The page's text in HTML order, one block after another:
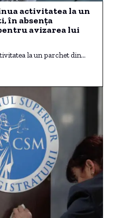
activitatea la un
în absența
avizarea lui
la un parchet din…